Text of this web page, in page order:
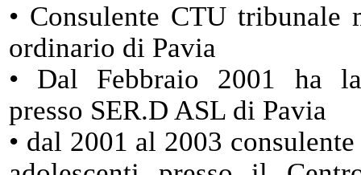
• Consulente CTU
ordinario di Pavia
• Dal Febbraio 2001 ha
presso SER.D ASL di Pavia
• dal 2001 al 2003